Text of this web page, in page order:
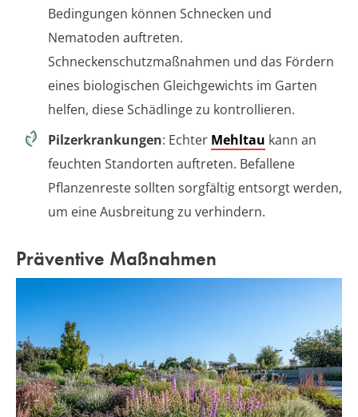
Bedingungen können Schnecken und
Nematoden auftreten.
Schneckenschutzmaßnahmen und das Fördern
eines biologischen Gleichgewichts im Garten
helfen, diese Schädlinge zu kontrollieren.
Pilzerkrankungen: Echter Mehltau kann an
feuchten Standorten auftreten. Befallene
Pflanzenreste sollten sorgfältig entsorgt werden,
um eine Ausbreitung zu verhindern.
Präventive Maßnahmen